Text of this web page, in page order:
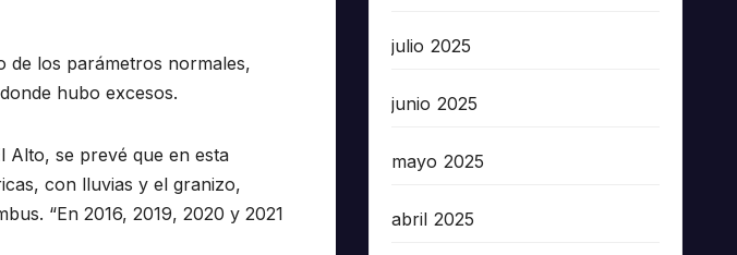
de los parámetros normales,
hubo excesos.
Alto, se prevé que en esta
con lluvias y el granizo,
“En 2016, 2019, 2020 y 2021
julio 2025
junio 2025
mayo 2025
abril 2025